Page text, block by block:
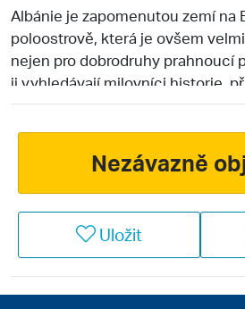
Albánie je zapomenutou zemí na
poloostrově, která je ovšem
nejen pro dobrodruhy prahnoucí
ji vyhledávají milovníci historie,
místních pohostinných obyvatel.
Jónského moře vyrostly hotely
HořeaChorvatsku. Albánie je
hlubokých údolí, nicméně
nádherné. Hlavním městem je
přibližně uprostřed státu.
architektury v zemi obdivují
Nezávazně
Uložit